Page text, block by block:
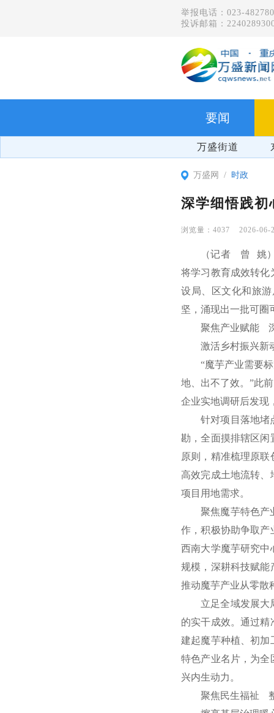
举报电话：023-
投诉邮箱：
要闻
万盛街道
万盛网 时政
深学细悟践
4037 2026-06-
（记者 曾 姚
将学习教育成效转化
设局、区文化和旅
坚，涌现出一批可圈
聚焦产业赋能
激活乡村振兴新
“魔芋产业需要
地、出不了效。”此
企业实地调研后发现
针对项目落地堵
勘，全面摸排辖区闲
原则，精准梳理原
高效完成土地流转、
项目用地需求。
聚焦魔芋特色产
作，积极协助争取产
西南大学魔芋研究中
规模，深耕科技赋能
推动魔芋产业从零散
立足全域发展大
的实干成效。通过
建起魔芋种植、初加
特色产业名片，为全
兴内生动力。
聚焦民生福祉